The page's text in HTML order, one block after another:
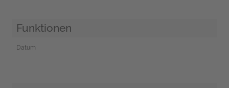
Funktionen
Datum